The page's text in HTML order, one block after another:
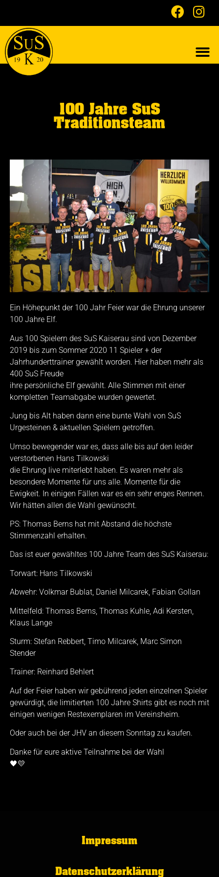
100 Jahre SuS
Traditionsteam
Ein Höhepunkt der 100 Jahr Feier war die Ehrung unserer
100 Jahre Elf.
Aus 100 Spielern des SuS Kaiserau sind von Dezember
2019 bis zum Sommer 2020 11 Spieler + der
Jahrhunderttrainer gewählt worden. Hier haben mehr als
400 SuS Freude
ihre persönliche Elf gewählt. Alle Stimmen mit einer
kompletten Teamabgabe wurden gewertet.
Jung bis Alt haben dann eine bunte Wahl von SuS
Urgesteinen & aktuellen Spielern getroffen.
Umso bewegender war es, dass alle bis auf den leider
verstorbenen Hans Tilkowski
die Ehrung live miterlebt haben. Es waren mehr als
besondere Momente für uns alle. Momente für die
Ewigkeit. In einigen Fällen war es ein sehr enges Rennen.
Wir hätten allen die Wahl gewünscht.
PS: Thomas Berns hat mit Abstand die höchste
Stimmenzahl erhalten.
Das ist euer gewähltes 100 Jahre Team des SuS Kaiserau:
Torwart: Hans Tilkowski
Abwehr: Volkmar Bublat, Daniel Milcarek, Fabian Gollan
Mittelfeld: Thomas Berns, Thomas Kuhle, Adi Kersten,
Klaus Lange
Sturm: Stefan Rebbert, Timo Milcarek, Marc Simon
Stender
Trainer: Reinhard Behlert
Auf der Feier haben wir gebührend jeden einzelnen Spieler
gewürdigt, die limitierten 100 Jahre Shirts gibt es noch mit
einigen wenigen Restexemplaren im Vereinsheim.
Oder auch bei der JHV an diesem Sonntag zu kaufen.
Danke für eure aktive Teilnahme bei der Wahl
🖤💛
Impressum
Datenschutzerklärung